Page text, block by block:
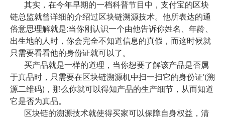
其实，在今年早期的一档科普节目中，支付宝的区块
链总监就曾详细的介绍过区块链溯源技术。他所表达的通
俗意思理解就是:当你刚认识一个由他告诉你姓名、年龄、
出生地的人时，你会完全不知道信息的真假，而这时候就
只需要看看他的身份证就可以了。
买产品就是一样的道理，当你想要了解该产品是否属
于真品时，只需要在区块链溯源机中扫一扫它的身份证′(溯
源二维码)，那么你就可以得知产品的生产细节，从而知道
它是否为真品。
区块链的溯源技术就使得买家可以保障自身权益，清